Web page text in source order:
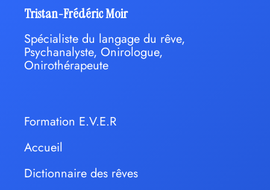
Tristan-Frédéric Moir
Spécialiste du langage du rêve,
Psychanalyste, Onirologue,
Onirothérapeute
Formation E.V.E.R
Accueil
Dictionnaire des rêves